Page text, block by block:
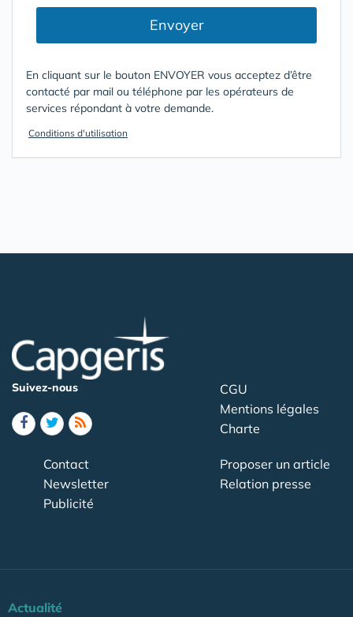
Envoyer
En cliquant sur le bouton ENVOYER vous acceptez d’être
contacté par mail ou téléphone par les opérateurs de
services répondant à votre demande.
Conditions d'utilisation
Suivez-nous
CGU
Mentions légales
Charte
Contact
Newsletter
Publicité
Proposer un article
Relation presse
Actualité